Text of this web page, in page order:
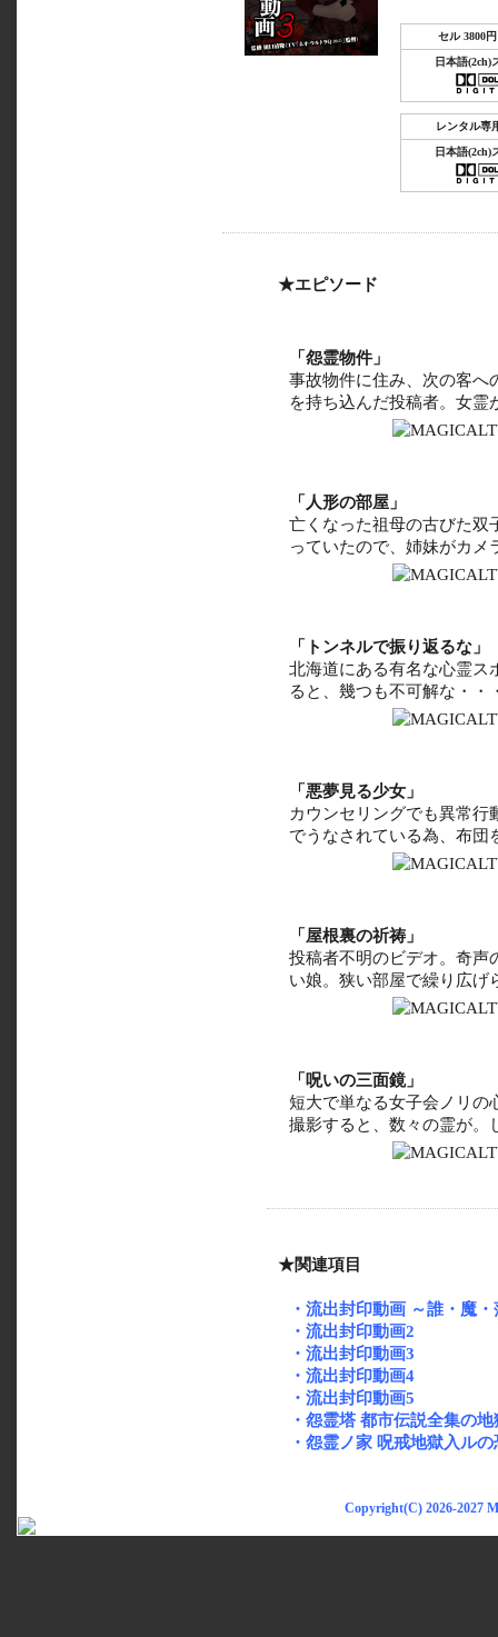
セル 3800円
日本語(2ch)
レンタル専
日本語(2ch)
★エピソード
「怨霊物件」
事故物件に住み、次の客へ
を持ち込んだ投稿者。女霊
「人形の部屋」
亡くなった祖母の古びた双
っていたので、姉妹がカメ
「トンネルで振り返るな」
北海道にある有名な心霊ス
ると、幾つも不可解な・・
「悪夢見る少女」
カウンセリングでも異常行
でうなされている為、布団
「屋根裏の祈祷」
投稿者不明のビデオ。奇声
い娘。狭い部屋で繰り広げ
「呪いの三面鏡」
短大で単なる女子会ノリの
撮影すると、数々の霊が。
★関連項目
・流出封印動画 ～誰・魔
・流出封印動画2
・流出封印動画3
・流出封印動画4
・流出封印動画5
・怨霊塔 都市伝説全集の地
・怨霊ノ家 呪戒地獄入ルの
Copyright(C) 2026-2027